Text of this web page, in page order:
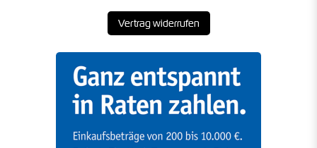
Vertrag widerrufen